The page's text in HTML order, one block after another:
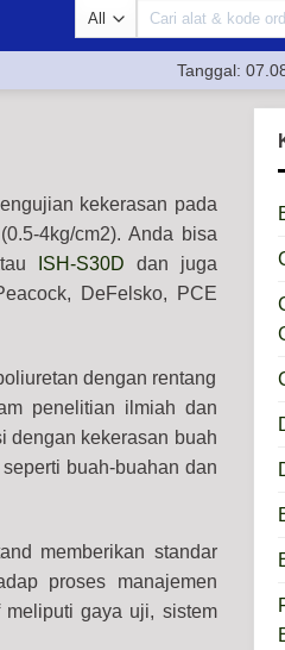
Tanggal:
kekerasan pada
4kg/cm2). Anda bisa
ISH-S30D dan juga
DeFelsko, PCE
dengan rentang
penelitian ilmiah dan
dengan kekerasan buah
buah-buahan dan
memberikan standar
proses manajemen
meliputi gaya uji, sistem